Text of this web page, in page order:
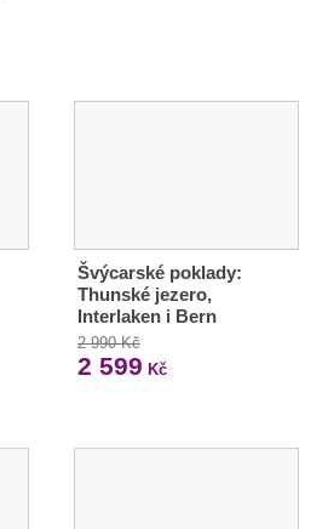
Švýcarské poklady:
Thunské jezero,
Interlaken i Bern
2 990 Kč
2 599 Kč